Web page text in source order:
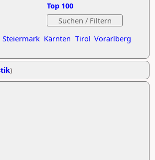
Steiermark Kärnten Tirol Vorarlberg
Top 100
)